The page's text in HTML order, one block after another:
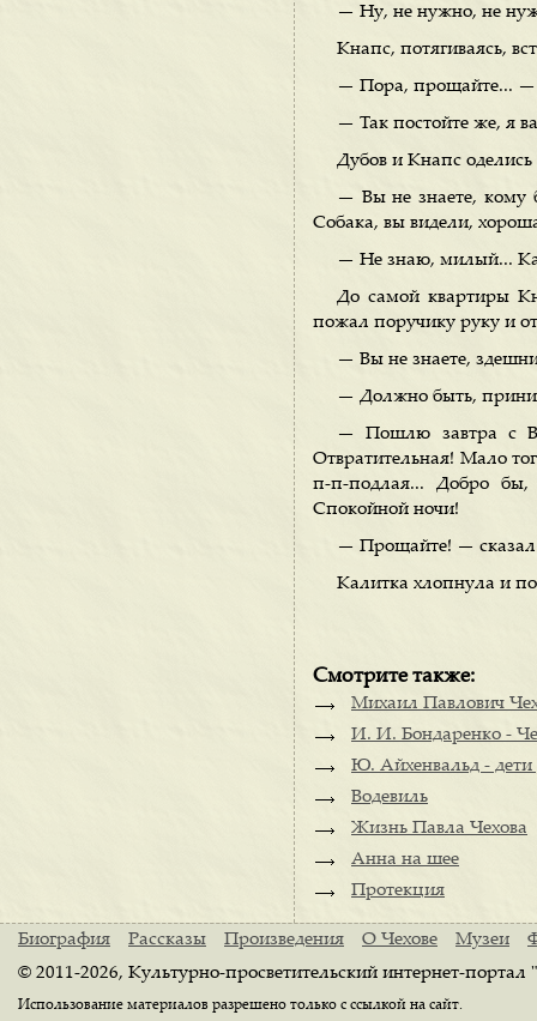
— Ну, не нужно, не
Кнапс, потягиваясь,
— Пора, прощайте... —
— Так постойте же, я
Дубов и Кнапс
— Вы не знаете, кому
Собака, вы видели,
— Не знаю, милый...
До самой квартиры
пожал поручику руку и
— Вы не знаете,
— Должно быть,
— Пошлю завтра с
Отвратительная! Мало
п-п-подлая... Добро бы,
Спокойной ночи!
— Прощайте! —
Калитка хлопнула и
Смотрите также:
Михаил Павлович
И. И. Бондаренко -
Ю. Айхенвальд - дети
Водевиль
Жизнь Павла Чехова
Анна на шее
Протекция
Биография Рассказы Произведения О Чехове Музеи
© 2011-2026, Культурно-просветительский интернет-
Использование материалов разрешено только с ссылкой на сайт.